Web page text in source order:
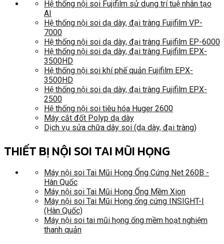
Hệ thống nội soi Fujifilm sử dụng trí tuệ nhân tạo
AI
Hệ thống nội soi dạ dày, đại tràng Fujifilm VP-
7000
Hệ thống nội soi dạ dày, đại tràng Fujifilm EP-6000
Hệ thống nội soi dạ dày, đại tràng Fujifilm EPX-
3500HD
Hệ thống nội soi khí phế quản Fujifilm EPX-
3500HD
Hệ thống nội soi dạ dày, đại tràng Fujifilm EPX-
2500
Hệ thống nội soi tiêu hóa Huger 2600
Máy cắt đốt Polyp dạ dày
Dịch vụ sửa chữa dây soi (dạ dày, đại tràng)
THIẾT BỊ NỘI SOI TAI MŨI HỌNG
Máy nội soi Tai Mũi Họng Ống Cứng Net 260B -
Hàn Quốc
Máy nội soi Tai Mũi Họng Ống Mềm Xion
Máy nội soi Tai Mũi Họng ống cứng INSIGHT-I
(Hàn Quốc)
Máy nội soi tai mũi họng ống mềm hoạt nghiệm
thanh quản